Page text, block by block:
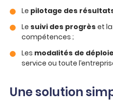
Le pilotage des
Le suivi des progrès et
compétences ;
Les modalités de
service ou toute
Une solution